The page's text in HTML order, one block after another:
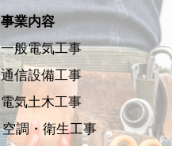
事業内容
一般電気工事
通信設備工事
電気土木工事
空調・衛生工事